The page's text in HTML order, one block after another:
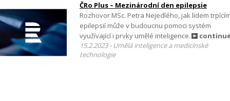
ČRo Plus – Mezinárodní den epilepsie
Rozhovor MSc. Petra Nejedlého, jak lidem
epilepsií může v budoucnu pomoci systém
využívající i prvky umělé inteligence.
15.2.2023 - Umělá inteligence a medicínské
technologie